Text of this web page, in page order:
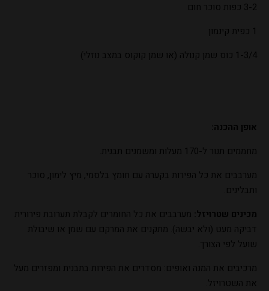
3-2 כפות סוכר חום
1 כפית קינמון
1-3/4 כוס שמן קנולה (או שמן קוקוס במצב נוזלי)
אופן ההכנה:
מחממים תנור ל-170 מעלות ומשמנים תבנית.
מערבבים את כל הפירות בקערה עם חומץ בלסמי, מיץ לימון, סוכר
ותבלינים.
מכינים שטרויזל: מערבבים את כל החומרים לקבלת תערובת פירורית
דביקה מעט (ולא יבשה). מתקנים את המרקם עם שמן או שיבולת
שועל לפי הצורך.
מרכיבים את המנה ואופים: מסדרים את הפירות בתבנית ומפזרים מעל
את השטרויזל.